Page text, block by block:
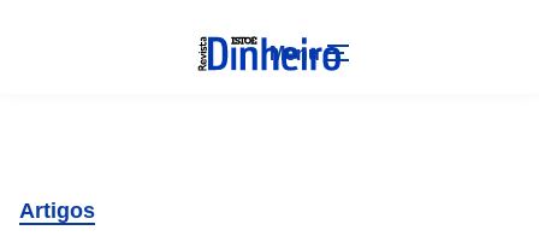
Menu
Artigos